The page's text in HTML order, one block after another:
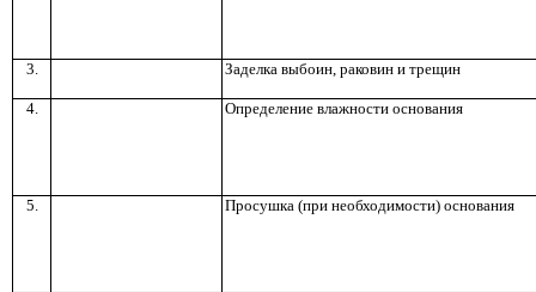
3. Заделка выбоин, раковин и трещин
4. Определение влажности основания
5. Просушка (при необходимости) основания